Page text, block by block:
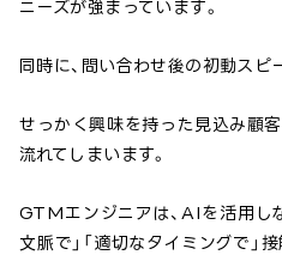
ニーズが強まっています。
同時に、問い合わせ後の初動スピ
せっかく興味を持った見込み顧
流れてしまいます。
GTMエンジニアは、AIを活用し
文脈で」「適切なタイミングで」